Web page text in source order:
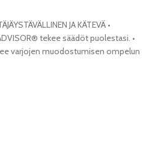
JA KÄTEVÄ •
tekee säädöt puolestasi. •
varjojen muodostumisen ompelun